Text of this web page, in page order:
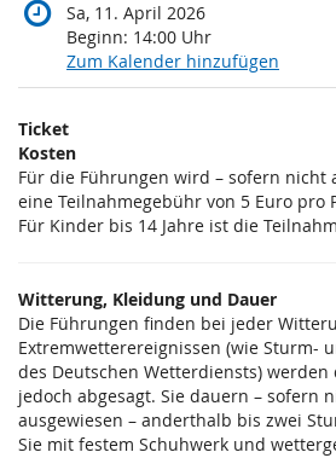
Sa, 11. April 2026
Beginn: 14:00 Uhr
Zum Kalender hinzufügen
Produkte
Unkategorisierte
Produkte
Ticket
Kosten
Für die Führungen wird – sofern nicht
eine Teilnahmegebühr von 5 Euro pro
Für Kinder bis 14 Jahre ist die
Witterung, Kleidung und Dauer
Die Führungen finden bei jeder
Extremwetterereignissen (wie Sturm-
des Deutschen Wetterdiensts)
jedoch abgesagt. Sie dauern – sofern
ausgewiesen – anderthalb bis zwei
Sie mit festem Schuhwerk und